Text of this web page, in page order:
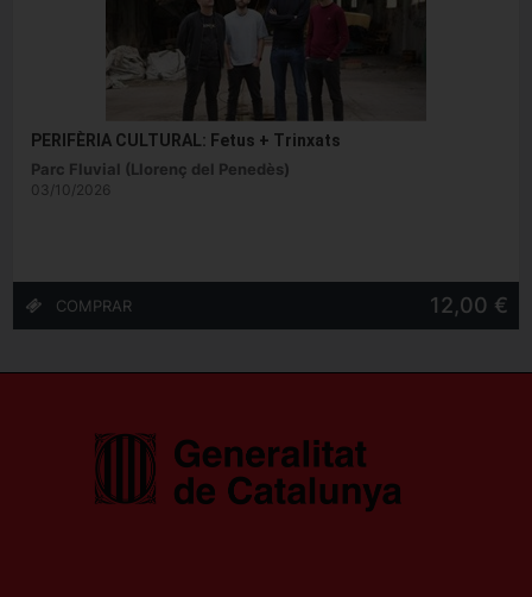
PERIFÈRIA CULTURAL: Fetus + Trinxats
Parc Fluvial (Llorenç del Penedès)
03/10/2026
12,00 €